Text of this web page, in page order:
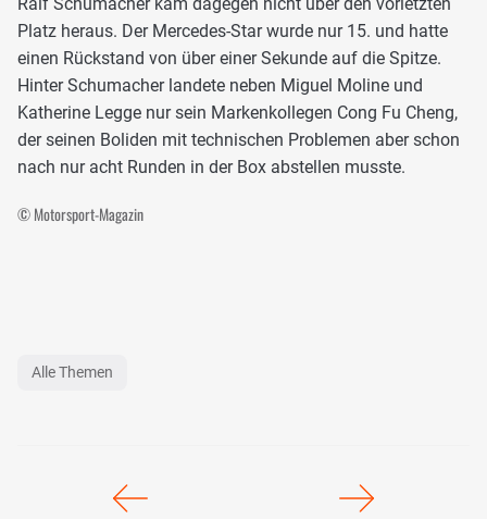
Platz heraus. Der Mercedes-Star wurde nur 15. und hatte
einen Rückstand von über einer Sekunde auf die Spitze.
Hinter Schumacher landete neben Miguel Moline und
Katherine Legge nur sein Markenkollegen Cong Fu Cheng,
der seinen Boliden mit technischen Problemen aber schon
nach nur acht Runden in der Box abstellen musste.
© Motorsport-Magazin
Alle Themen